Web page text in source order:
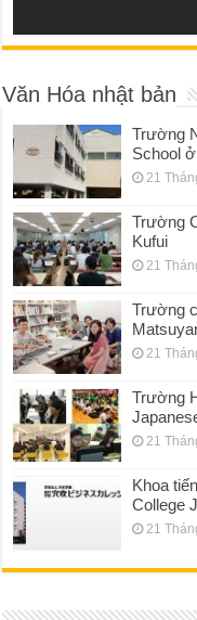
Văn Hóa nhật bản
Trường
School
21
Trường
Kufui
21
Trường
21
Trường
21
Khoa
College
21